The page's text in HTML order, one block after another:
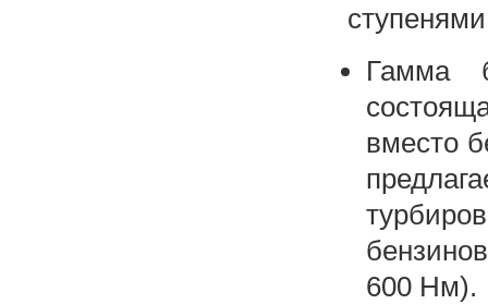
Гамма
вместо
600 Нм).